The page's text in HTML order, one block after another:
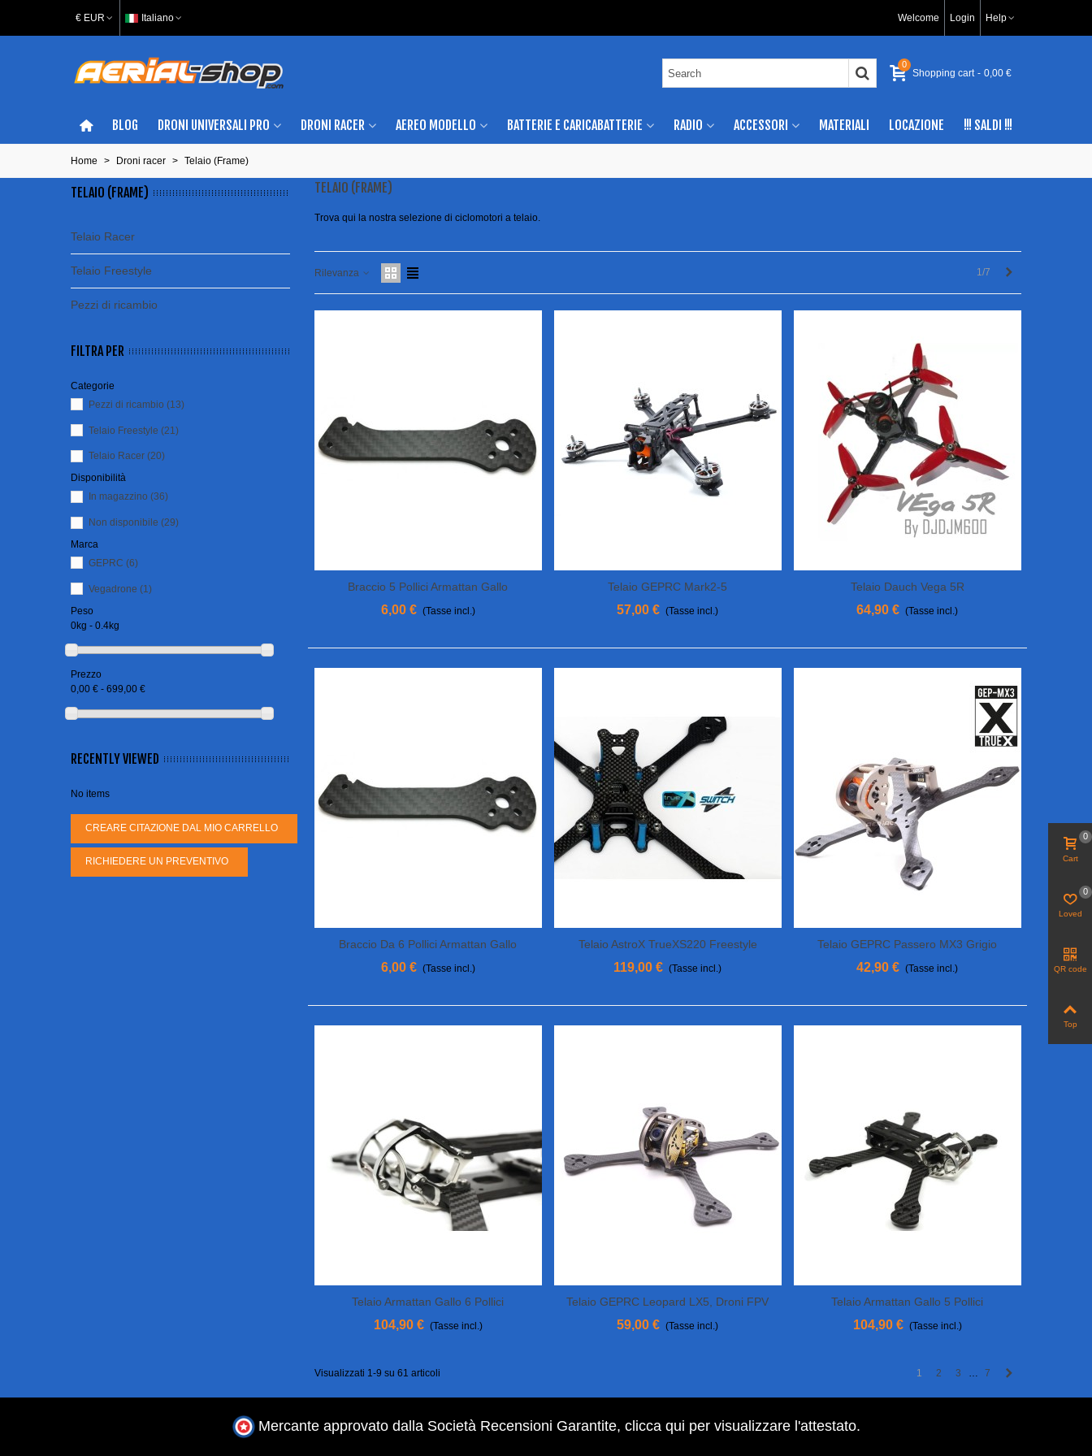
€ EUR Italiano Welcome Login Help
0
Shopping cart - 0,00 €
BLOG DRONI UNIVERSALI PRO DRONI RACER AEREO MODELLO BATTERIE E CARICABATTERIE RADIO ACCESSORI MATERIALI LOCAZIONE !!! SALDI !!!
Home > Droni racer > Telaio (Frame)
TELAIO (FRAME)
Telaio Racer
Telaio Freestyle
Pezzi di ricambio
FILTRA PER
Categorie
Pezzi di ricambio (13)
Telaio Freestyle (21)
Telaio Racer (20)
Disponibilità
In magazzino (36)
Non disponibile (29)
Marca
GEPRC (6)
Vegadrone (1)
Peso
0kg - 0.4kg
Prezzo
0,00 € - 699,00 €
RECENTLY VIEWED
No items
CREARE CITAZIONE DAL MIO CARRELLO
RICHIEDERE UN PREVENTIVO
TELAIO (FRAME)
Trova qui la nostra selezione di ciclomotori a telaio.
Rilevanza 1/7
View More
Braccio 5 Pollici Armattan Gallo
6,00 € (Tasse incl.)
View More
Telaio GEPRC Mark2-5
57,00 € (Tasse incl.)
Aggiungi Al Carrello
Telaio Dauch Vega 5R
64,90 € (Tasse incl.)
View More
Braccio Da 6 Pollici Armattan Gallo
6,00 € (Tasse incl.)
View More
Telaio AstroX TrueXS220 Freestyle
119,00 € (Tasse incl.)
View More
Telaio GEPRC Passero MX3 Grigio
42,90 € (Tasse incl.)
View More
Telaio Armattan Gallo 6 Pollici
104,90 € (Tasse incl.)
Aggiungi Al Carrello
Telaio GEPRC Leopard LX5, Droni FPV
Racer
59,00 € (Tasse incl.)
View More
Telaio Armattan Gallo 5 Pollici
104,90 € (Tasse incl.)
Visualizzati 1-9 su 61 articoli 1 2 3 … 7
Mercante approvato dalla Società Recensioni Garantite, clicca qui per visualizzare l'attestato.
Cart
0
Loved
0
QR code
Top